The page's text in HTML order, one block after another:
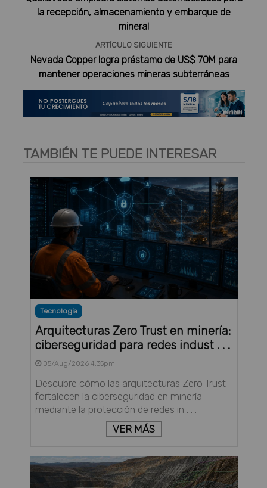
la recepción, almacenamiento y embarque de
mineral
ARTÍCULO SIGUIENTE
Nevada Copper logra préstamo de US$ 70M para
mantener operaciones mineras subterráneas
TAMBIÉN TE PUEDE INTERESAR
Tecnología
Arquitecturas Zero Trust en minería:
ciberseguridad para redes indust . . .
05/Aug/2026 4:35pm
Descubre cómo las arquitecturas Zero Trust
fortalecen la ciberseguridad en minería
mediante la protección de redes in . . .
VER MÁS